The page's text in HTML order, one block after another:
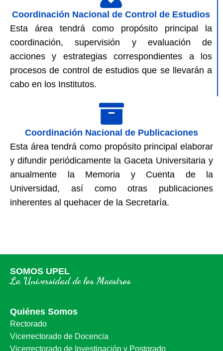
Coordinación Nacional de Control de Estudios
Esta área tendrá como propósito principal la
coordinación, supervisión y evaluación de
acciones y estrategias correspondientes a los
procesos de control de estudios que se llevarán a
cabo en los Institutos.
Coordinación Nacional de Publicaciones
Esta área tendrá como propósito principal elaborar
y difundir periódicamente la Gaceta Universitaria y
anualmente la Memoria y Cuenta de la
Universidad, así como otras publicaciones
inherentes al quehacer de la Secretaría.
SOMOS UPEL
La Universidad de los Maestros
Quiénes Somos
Rectorado
Vicerrectorado de Docencia
Vicerrectorado de Investigación y Postgrado